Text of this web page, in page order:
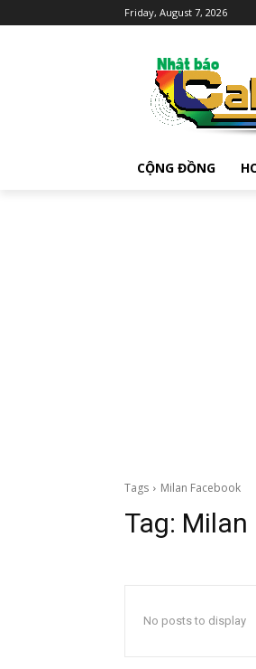
Friday, August 7, 2026
CỘNG ĐỒNG
Tags Milan Facebook
Tag: Milan
No posts to display